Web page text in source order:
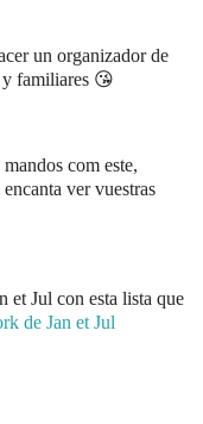
un organizador de
y familiares 😘
com este,
ver vuestras
et Jul con esta lista que
de Jan et Jul